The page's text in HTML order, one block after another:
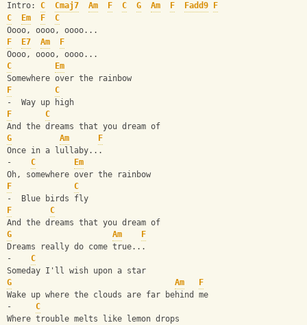
Intro: C Cmaj7 Am F C G Am F Fadd9
F
C
Em F
C
Oooo, oooo, oooo...
F
E7 Am
F
Oooo, oooo, oooo...
C
Em
Somewhere over the rainbow
F
C
-  Way up high
F
C
And the dreams that you dream of
G
Am
F
Once in a lullaby...
- C
Em
Oh, somewhere over the rainbow
F
C
-  Blue birds fly
F
C
And the dreams that you dream of
G
Am
F
Dreams really do come true...
- C
Someday I'll wish upon a star
G
Am
F
Wake up where the clouds are far behind me
- C
Where trouble melts like lemon drops